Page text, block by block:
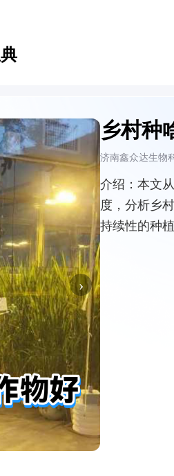
›
乡村种
济南鑫众达生物
介绍： 本文
度，分析乡
持续性的种